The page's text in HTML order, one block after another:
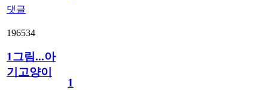
댓글
196534
1그림...아
기고양이
1